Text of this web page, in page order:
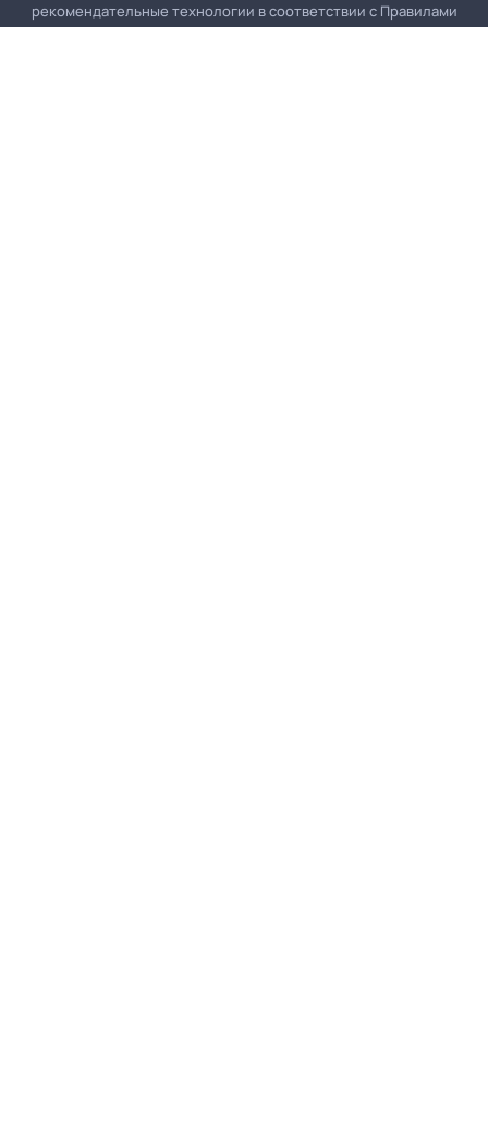
рекомендательные технологии в соответствии с Правилами